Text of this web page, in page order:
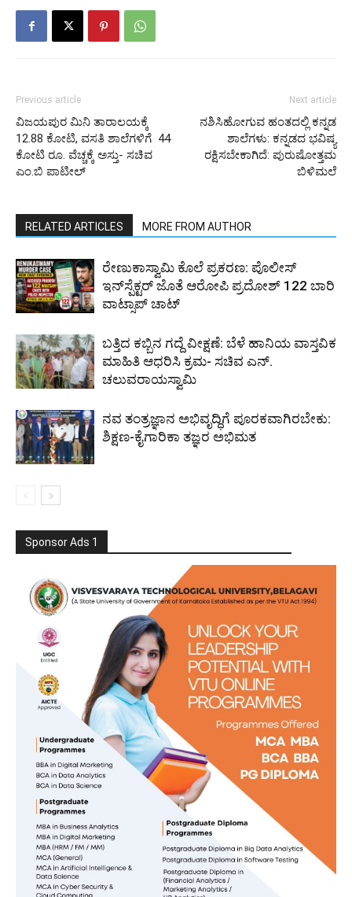
Previous article
ವಿಜಯಪುರ ಮಿನಿ ತಾರಾಲಯಕ್ಕೆ
12.88 ಕೋಟಿ, ವಸತಿ ಶಾಲೆಗಳಿಗೆ 44
ಕೋಟಿ ರೂ. ವೆಚ್ಚಕ್ಕೆ ಅಸ್ತು- ಸಚಿವ
ಎಂ.ಬಿ ಪಾಟೀಲ್
Next article
ನಶಿಸಿಹೋಗುವ ಹಂತದಲ್ಲಿ ಕನ್ನಡ
ಶಾಲೆಗಳು: ಕನ್ನಡದ ಭವಿಷ್ಯ
ರಕ್ಷಿಸಬೇಕಾಗಿದೆ: ಪುರುಷೋತ್ತಮ
ಬಿಳಿಮಲೆ
RELATED ARTICLES MORE FROM AUTHOR
ರೇಣುಕಾಸ್ವಾಮಿ ಕೊಲೆ ಪ್ರಕರಣ: ಪೊಲೀಸ್
ಇನ್‌ಸ್ಪೆಕ್ಟರ್‌ ಜೊತೆ ಆರೋಪಿ ಪ್ರದೋಶ್‌ 122 ಬಾರಿ
ವಾಟ್ಸಾಪ್ ಚಾಟ್
ಬತ್ತಿದ ಕಬ್ಬಿನ ಗದ್ದೆ ವೀಕ್ಷಣೆ: ಬೆಳೆ ಹಾನಿಯ ವಾಸ್ತವಿಕ
ಮಾಹಿತಿ ಆಧರಿಸಿ ಕ್ರಮ- ಸಚಿವ ಎನ್.
ಚಲುವರಾಯಸ್ವಾಮಿ
ನವ ತಂತ್ರಜ್ಞಾನ ಅಭಿವೃದ್ಧಿಗೆ ಪೂರಕವಾಗಿರಬೇಕು:
ಶಿಕ್ಷಣ-ಕೈಗಾರಿಕಾ ತಜ್ಞರ ಅಭಿಮತ
Sponsor Ads 1